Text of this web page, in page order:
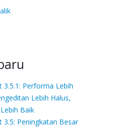
3.5.1: Performa Lebih
Lebih Halus,
Baik
3.5: Peningkatan Besar